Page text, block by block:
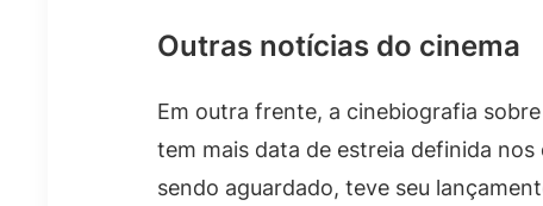
Outras notícias do cinema
Em outra frente, a cinebiografia
tem mais data de estreia definida
sendo aguardado, teve seu